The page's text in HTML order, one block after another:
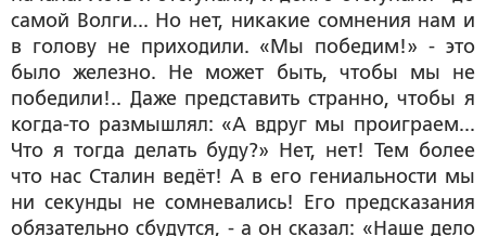
самой Волги... Но нет, никакие сомнения нам и
в голову не приходили. «Мы победим!» - это
было железно. Не может быть, чтобы мы не
победили!.. Даже представить странно, чтобы я
когда-то размышлял: «А вдруг мы проиграем...
Что я тогда делать буду?» Нет, нет! Тем более
что нас Сталин ведёт! А в его гениальности мы
ни секунды не сомневались! Его предсказания
обязательно сбудутся, - а он сказал: «Наше дело